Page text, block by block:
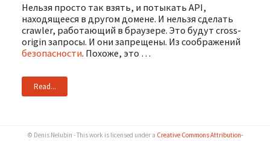
Нельзя просто так взять, и потыкать API,
находящееся в другом домене. И нельзя сделать
crawler, работающий в браузере. Это будут cross-
origin запросы. И они запрещены. Из соображений
безопасности. Похоже, это …
Read...
© Denis Nelubin - This work is licensed under a Creative Commons Attribution-